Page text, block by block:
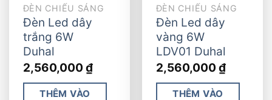
ĐÈN CHIẾU SÁNG
Đèn Led dây
trắng 6W
Duhal
2,560,000 ₫
THÊM VÀO
ĐÈN CHIẾU SÁNG
Đèn Led dây
vàng 6W
LDV01 Duhal
2,560,000 ₫
THÊM VÀO